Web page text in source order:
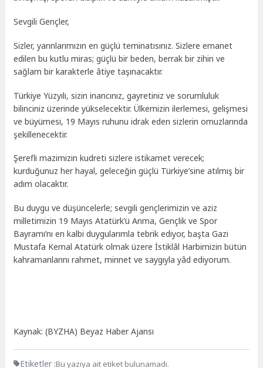
Sevgili Gençler,
Sizler, yarınlarımızın en güçlü teminatısınız. Sizlere emanet
edilen bu kutlu miras; güçlü bir beden, berrak bir zihin ve
sağlam bir karakterle âtiye taşınacaktır.
Türkiye Yüzyılı, sizin inancınız, gayretiniz ve sorumluluk
bilinciniz üzerinde yükselecektir. Ülkemizin ilerlemesi, gelişmesi
ve büyümesi, 19 Mayıs ruhunu idrak eden sizlerin omuzlarında
şekillenecektir.
Şerefli mazimizin kudreti sizlere istikamet verecek;
kurduğunuz her hayal, geleceğin güçlü Türkiye’sine atılmış bir
adım olacaktır.
Bu duygu ve düşüncelerle; sevgili gençlerimizin ve aziz
milletimizin 19 Mayıs Atatürk’ü Anma, Gençlik ve Spor
Bayramı’nı en kalbi duygularımla tebrik ediyor, başta Gazi
Mustafa Kemal Atatürk olmak üzere İstiklâl Harbimizin bütün
kahramanlarını rahmet, minnet ve saygıyla yâd ediyorum.
Kaynak: (BYZHA) Beyaz Haber Ajansı
Etiketler :Bu yazıya ait etiket bulunamadı.